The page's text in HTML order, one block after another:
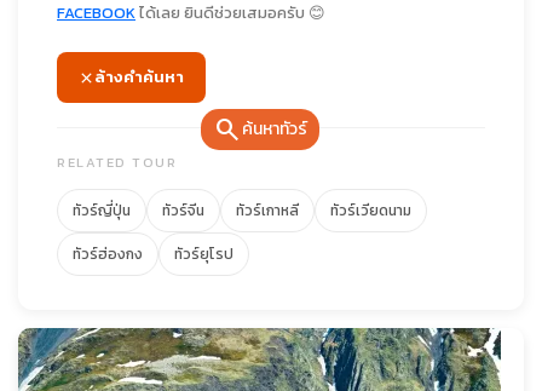
searchค้นหาทัวร์
FACEBOOKได้เลย ยินดีช่วยเสมอครับ 😊
ล้างคำค้นหา
RELATED TOUR
ทัวร์ญี่ปุ่น ทัวร์จีน ทัวร์เกาหลี
ทัวร์เวียดนาม
ทัวร์ฮ่องกง
ทัวร์ยุโรป